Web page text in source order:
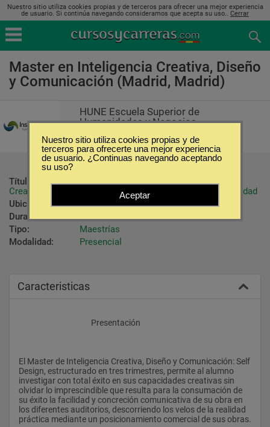
Nuestro sitio utiliza cookies propias y de terceros para ofrecer una mejor experiencia
de usuario. Si continúa navegando consideramos que acepta su uso.. Cerrar
Master en Inteligencia Creativa, Diseño
y Comunicación (Madrid, Madrid)
HUNE Escuela Superior de
Humanidades y Negocios
Título ofrecido:
Título Propio de Master en Inteligencia
Creativa, Diseño y Comunicación, expedido por la Universidad
Ubicación:
Madrid - Madrid
Duración:
500 Horas
Tipo:
Maestrías
Modalidad:
Presencial
Caracteristicas
					Presentación
El Master de Inteligencia Creativa, Diseño y Comunicación: Self
Design, estructurado en tres trimestres, permite al alumno
investigar con total éxito en sus capacidades creativas sin
olvidar lo imprescindible que resulta para la consumación de
su éxito la facilidad y concreción comunicativa de su obra en
los diferentes auditorios, descorriendo los velos de la realidad
práctica mediante un posicionamiento comercial de sus obras.
Nuestro sitio utiliza cookies propias y de
terceros para ofrecerte una mejor experiencia
de usuario. ¿Continuas navegando aceptando
su uso?
Aceptar